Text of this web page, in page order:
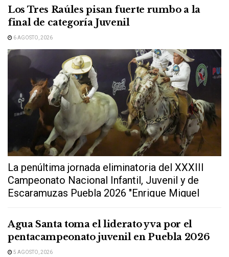
Los Tres Raúles pisan fuerte rumbo a la
final de categoría Juvenil
6 AGOSTO, 2026
La penúltima jornada eliminatoria del XXXIII
Campeonato Nacional Infantil, Juvenil y de
Escaramuzas Puebla 2026 "Enrique Miguel
Agua Santa toma el liderato y va por el
pentacampeonato juvenil en Puebla 2026
5 AGOSTO, 2026